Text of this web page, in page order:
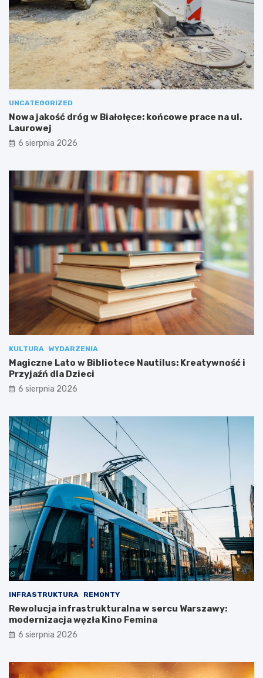
UNCATEGORIZED
Nowa jakość dróg w Białołęce: końcowe prace na ul.
Laurowej
6 sierpnia 2026
KULTURA WYDARZENIA
Magiczne Lato w Bibliotece Nautilus: Kreatywność i
Przyjaźń dla Dzieci
6 sierpnia 2026
INFRASTRUKTURA REMONTY
Rewolucja infrastrukturalna w sercu Warszawy:
modernizacja węzła Kino Femina
6 sierpnia 2026